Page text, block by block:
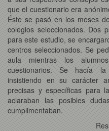
que el cuestionario era
Éste se pasó en los meses
colegios seleccionados. Dos
para este estudio, se
centros seleccionados. Se
aula mientras los
cuestionarios. Se hacía la
insistiendo en su carácter
precisas y específicas para
aclaraban las posibles
cumplimentaban.